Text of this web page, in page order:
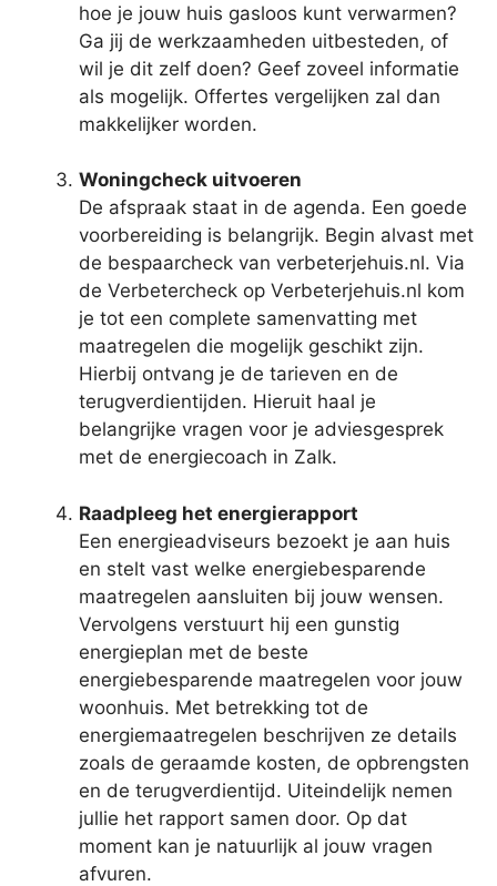
hoe je jouw huis gasloos kunt verwarmen?
Ga jij de werkzaamheden uitbesteden, of
wil je dit zelf doen? Geef zoveel informatie
als mogelijk. Offertes vergelijken zal dan
makkelijker worden.
Woningcheck uitvoeren
De afspraak staat in de agenda. Een goede
voorbereiding is belangrijk. Begin alvast met
de bespaarcheck van verbeterjehuis.nl. Via
de Verbetercheck op Verbeterjehuis.nl kom
je tot een complete samenvatting met
maatregelen die mogelijk geschikt zijn.
Hierbij ontvang je de tarieven en de
terugverdientijden. Hieruit haal je
belangrijke vragen voor je adviesgesprek
met de energiecoach in Zalk.
Raadpleeg het energierapport
Een energieadviseurs bezoekt je aan huis
en stelt vast welke energiebesparende
maatregelen aansluiten bij jouw wensen.
Vervolgens verstuurt hij een gunstig
energieplan met de beste
energiebesparende maatregelen voor jouw
woonhuis. Met betrekking tot de
energiemaatregelen beschrijven ze details
zoals de geraamde kosten, de opbrengsten
en de terugverdientijd. Uiteindelijk nemen
jullie het rapport samen door. Op dat
moment kan je natuurlijk al jouw vragen
afvuren.